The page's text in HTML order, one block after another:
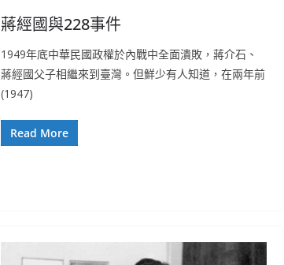
蔣經國與228事件
1949年底中華民國政權於內戰中全面潰敗，蔣介石、
蔣經國父子相繼來到臺灣。但鮮少有人知道，在兩年前
(1947)
Read More